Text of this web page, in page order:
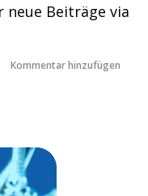
neue Beiträge via